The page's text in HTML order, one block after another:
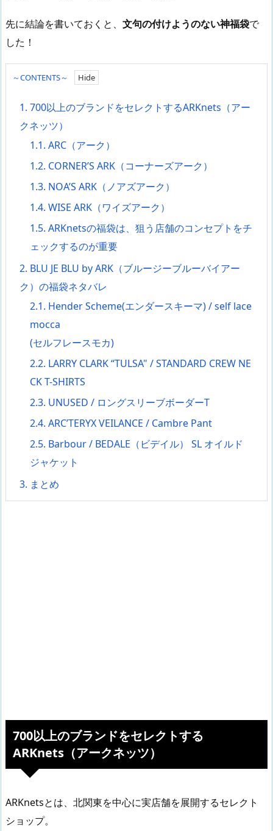
先に結論を書いておくと、 文句の付けようのない神福袋で
した！
～CONTENTS～
1. 700以上のブランドをセレクトするARKnets（アー
クネッツ）
1.1. ARC（アーク）
1.2. CORNER’S ARK（コーナーズアーク）
1.3. NOA’S ARK（ノアズアーク）
1.4. WISE ARK（ワイズアーク）
1.5. ARKnetsの福袋は、狙う店舗のコンセプトをチ
ェックするのが重要
2. BLU JE BLU by ARK（ブルージーブルーバイアー
ク）の福袋ネタバレ
2.1. Hender Scheme(エンダースキーマ) / self lace
mocca
(セルフレースモカ)
2.2. LARRY CLARK “TULSA" / STANDARD CREW NE
CK T-SHIRTS
2.3. UNUSED / ロングスリーブボーダーT
2.4. ARC’TERYX VEILANCE / Cambre Pant
2.5. Barbour / BEDALE（ビデイル） SL オイルド
ジャケット
3. まとめ
700以上のブランドをセレクトする
ARKnets（アークネッツ）
ARKnetsとは、北関東を中心に実店舗を展開するセレクト
ショップ。